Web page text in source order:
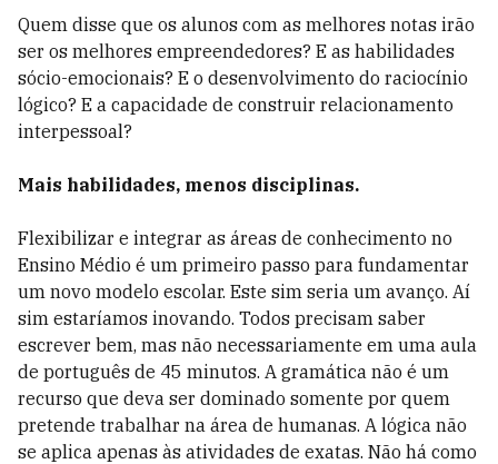
Quem disse que os alunos com as melhores notas irão
ser os melhores empreendedores? E as habilidades
sócio-emocionais? E o desenvolvimento do raciocínio
lógico? E a capacidade de construir relacionamento
interpessoal?
Mais habilidades, menos disciplinas.
Flexibilizar e integrar as áreas de conhecimento no
Ensino Médio é um primeiro passo para fundamentar
um novo modelo escolar. Este sim seria um avanço. Aí
sim estaríamos inovando. Todos precisam saber
escrever bem, mas não necessariamente em uma aula
de português de 45 minutos. A gramática não é um
recurso que deva ser dominado somente por quem
pretende trabalhar na área de humanas. A lógica não
se aplica apenas às atividades de exatas. Não há como